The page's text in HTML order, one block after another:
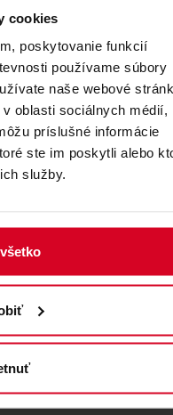
cookies
poskytovanie funkcií
používame súbory
naše webové
oblasti sociálnych médií,
príslušné informácie
ste im poskytli alebo
služby.
pravou horskou
UBYTUJ SE
HOTEL SKI
Bešeňová v ceně